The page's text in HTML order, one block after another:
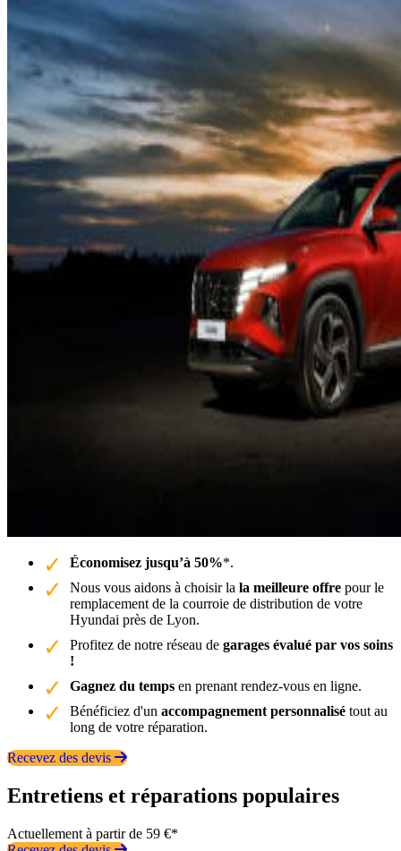
Économisez jusqu’à 50%*.
Nous vous aidons à choisir la la meilleure offre pour le
remplacement de la courroie de distribution de votre
Hyundai près de Lyon.
Profitez de notre réseau de garages évalué par vos soins
!
Gagnez du temps en prenant rendez-vous en ligne.
Bénéficiez d'un accompagnement personnalisé tout au
long de votre réparation.
Recevez des devis
Entretiens et réparations populaires
Actuellement à partir de 59 €*